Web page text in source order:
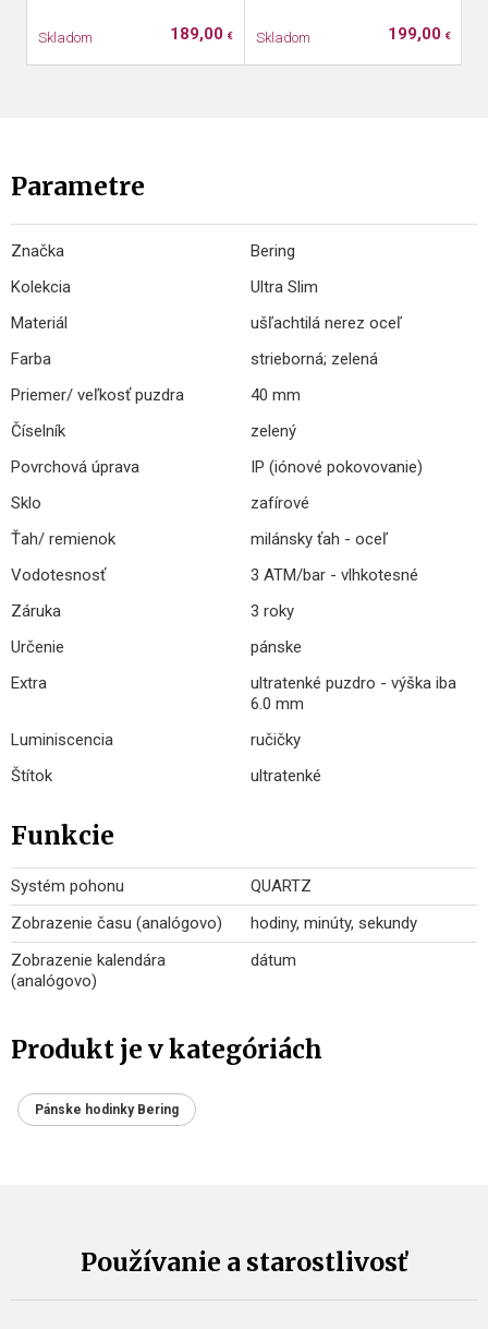
Skladom 189,00 € Skladom 199,00 €
Parametre
Značka
Bering
Kolekcia
Ultra Slim
Materiál
ušľachtilá nerez oceľ
Farba
strieborná; zelená
Priemer/ veľkosť puzdra
40 mm
Číselník
zelený
Povrchová úprava
IP (iónové pokovovanie)
Sklo
zafírové
Ťah/ remienok
milánsky ťah - oceľ
Vodotesnosť
3 ATM/bar - vlhkotesné
Záruka
3 roky
Určenie
pánske
Extra
ultratenké puzdro - výška iba
6.0 mm
Luminiscencia
ručičky
Štítok
ultratenké
Funkcie
Systém pohonu
QUARTZ
Zobrazenie času (analógovo)
hodiny, minúty, sekundy
Zobrazenie kalendára
(analógovo)
dátum
Produkt je v kategóriách
Pánske hodinky Bering
Používanie a starostlivosť